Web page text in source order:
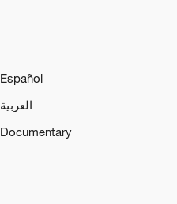
Español
العربية
Documentary